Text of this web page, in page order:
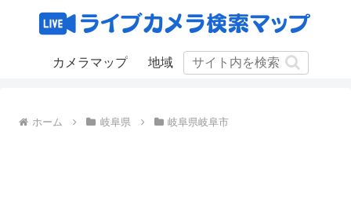
カメラマップ 地域
ホーム 岐阜県 岐阜県岐阜市